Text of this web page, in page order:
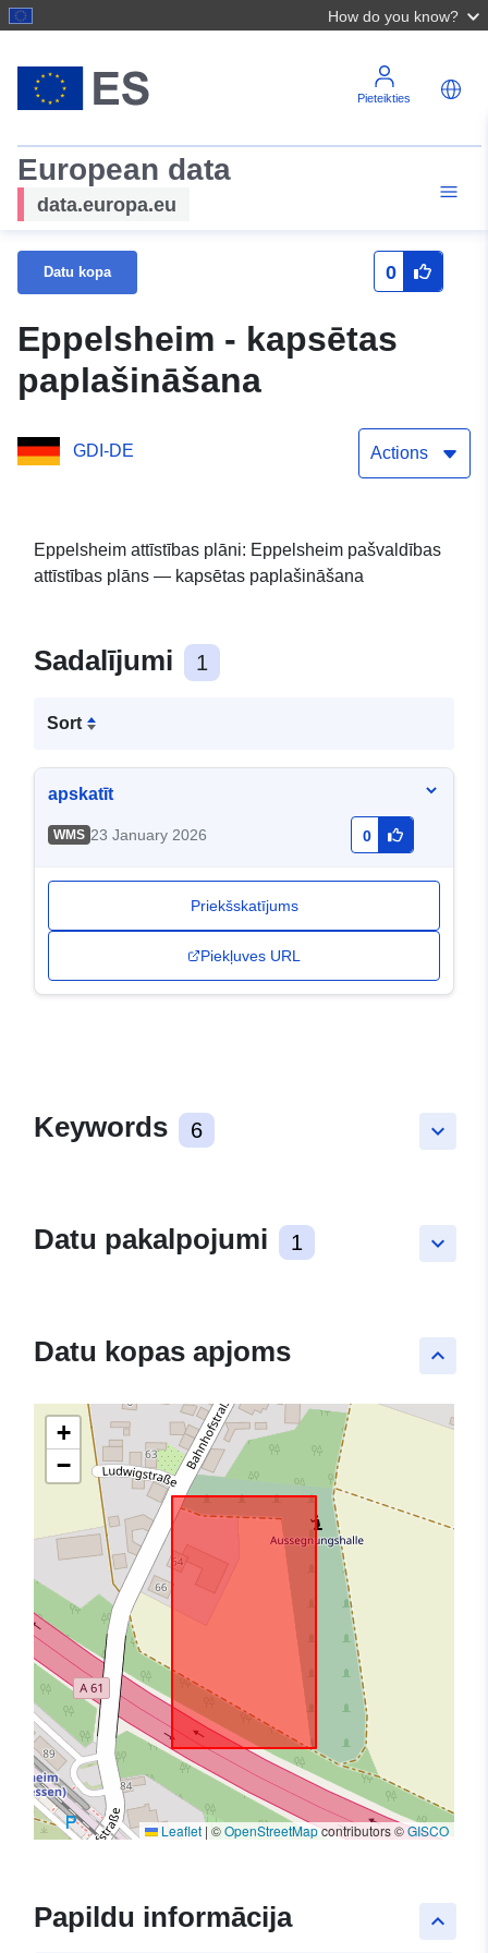
How do you know?
Pieteikties
European data
data.europa.eu
Datu kopa 0
Eppelsheim - kapsētas
paplašināšana
GDI-DE Actions
Eppelsheim attīstības plāni: Eppelsheim pašvaldības
attīstības plāns — kapsētas paplašināšana
Sadalījumi 1
Sort
apskatīt
WMS 23 January 2026 0
Priekšskatījums
Piekļuves URL
keyboard_arrow_down
Keywords 6
keyboard_arrow_down
Datu pakalpojumi 1
keyboard_arrow_up
Datu kopas apjoms
+
−
Leaflet | ©OpenStreetMapcontributors ©GISCO
keyboard_arrow_up
Papildu informācija